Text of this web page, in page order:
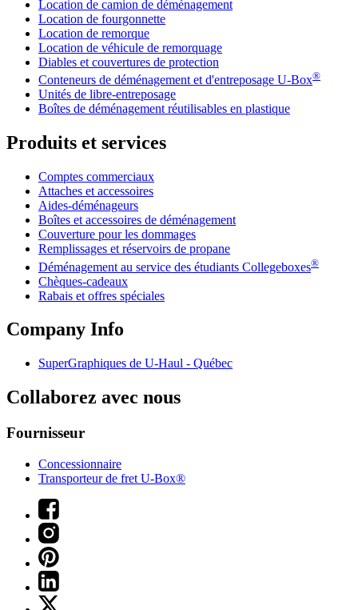
Location de camion de déménagement
Location de fourgonnette
Location de remorque
Location de véhicule de remorquage
Diables et couvertures de protection
Conteneurs de déménagement et d'entreposage U-Box®
Unités de libre-entreposage
Boîtes de déménagement réutilisables en plastique
Produits et services
Comptes commerciaux
Attaches et accessoires
Aides-déménageurs
Boîtes et accessoires de déménagement
Couverture pour les dommages
Remplissages et réservoirs de propane
Déménagement au service des étudiants Collegeboxes®
Chèques-cadeaux
Rabais et offres spéciales
Company Info
SuperGraphiques de U-Haul - Québec
Collaborez avec nous
Fournisseur
Concessionnaire
Transporteur de fret U-Box®